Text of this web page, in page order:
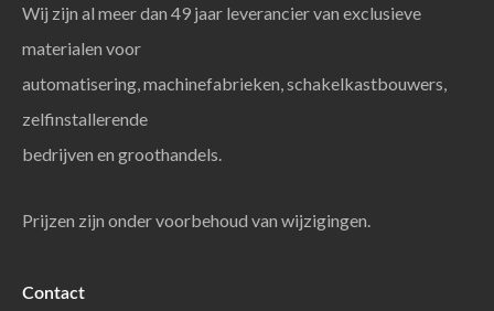
Wij zijn al meer dan 49 jaar leverancier van exclusieve
materialen voor
automatisering, machinefabrieken, schakelkastbouwers,
zelfinstallerende
bedrijven en groothandels.
Prijzen zijn onder voorbehoud van wijzigingen.
Contact